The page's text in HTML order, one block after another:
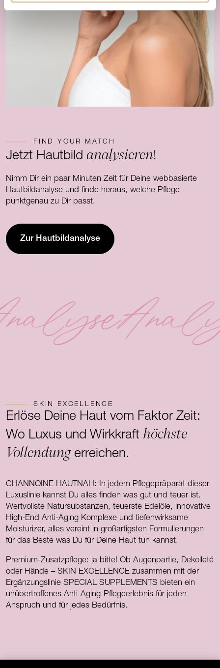
FIND YOUR MATCH
Jetzt Hautbildanalysieren!
Nimm Dir ein paar Minuten Zeit für Deine webbasierte
Hautbildanalyse und finde heraus, welche Pflege
punktgenau zu Dir passt.
Zur Hautbildanalyse
SKIN EXCELLENCE
Erlöse Deine Haut vom Faktor Zeit:
Wo Luxus und Wirkkraft höchste
Vollendungerreichen.
CHANNOINE HAUTNAH: In jedem Pflegepräparat dieser
Luxuslinie kannst Du alles finden was gut und teuer ist.
Wertvollste Natursubstanzen, teuerste Edelöle, innovative
High-End Anti-Aging Komplexe und tiefenwirksame
Moisturizer, alles vereint in großartigsten Formulierungen
für das Beste was Du für Deine Haut tun kannst.
Premium-Zusatzpflege: ja bitte! Ob Augenpartie, Dekolleté
oder Hände – SKIN EXCELLENCE zusammen mit der
Ergänzungslinie SPECIAL SUPPLEMENTS bieten ein
unübertroffenes Anti-Aging-Pflegeerlebnis für jeden
Anspruch und für jedes Bedürfnis.